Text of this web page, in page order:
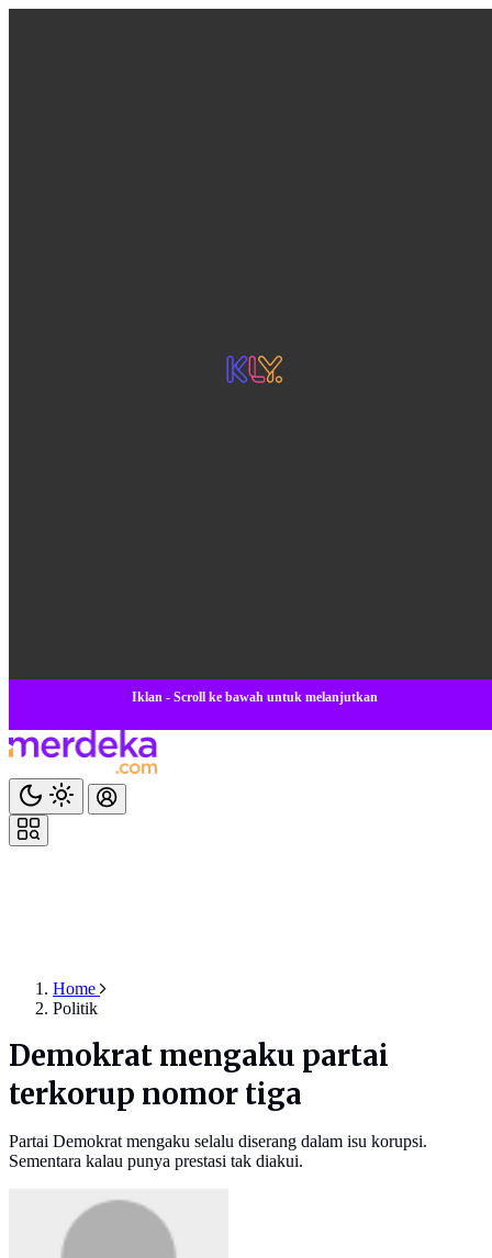
Iklan - Scroll ke bawah untuk melanjutkan
Home
Politik
Demokrat mengaku partai
terkorup nomor tiga
Partai Demokrat mengaku selalu diserang dalam isu korupsi.
Sementara kalau punya prestasi tak diakui.